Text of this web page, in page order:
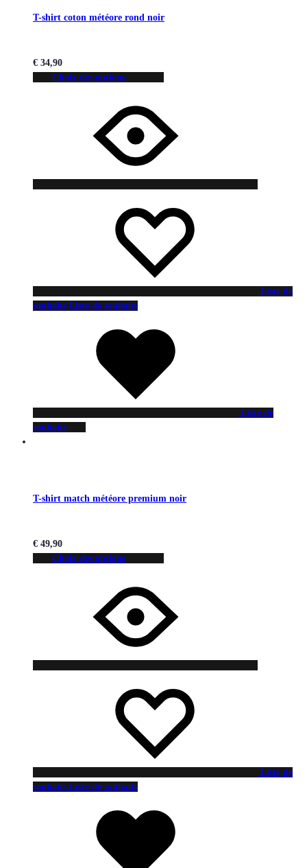
T-shirt coton météore rond noir
€ 34,90
Choix des options
Liste de
souhaits Liste de souhaits
Liste de
souhaits
T-shirt match météore premium noir
€ 49,90
Choix des options
Liste de
souhaits Liste de souhaits